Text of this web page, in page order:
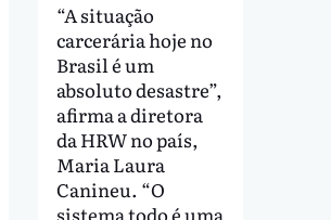
“A situação
carcerária hoje no
Brasil é um
absoluto desastre”,
afirma a diretora
da HRW no país,
Maria Laura
Canineu. “O
sistema todo é uma